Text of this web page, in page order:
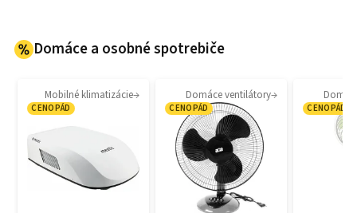
Domáce a osobné spotrebiče
Mobilné klimatizácie
CENOPÁD
Domáce ventilátory
CENOPÁD CENOPÁD